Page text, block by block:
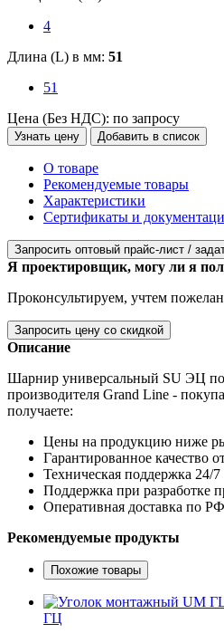
4
Длина (L) в мм: 51
51
Цена (Без НДС): по запросу
Узнать цену Добавить в список
О товаре
Рекомендуемые товары
Характеристики
Сертификаты и
Запросить оптовый прайс-лист /
Я проектировщик, могу ли я
Проконсультируем, учтем
Запросить цену со скидкой
Описание
Шарнир универсальный SU ЭЦ
производителя Grand Line -
получаете:
Цены на продукцию ниже
Гарантированное качество
Техническая поддержка 24/7
Поддержка при разработке
Оперативная доставка по
Рекомендуемые продукты
Похожие товары
ГЦ